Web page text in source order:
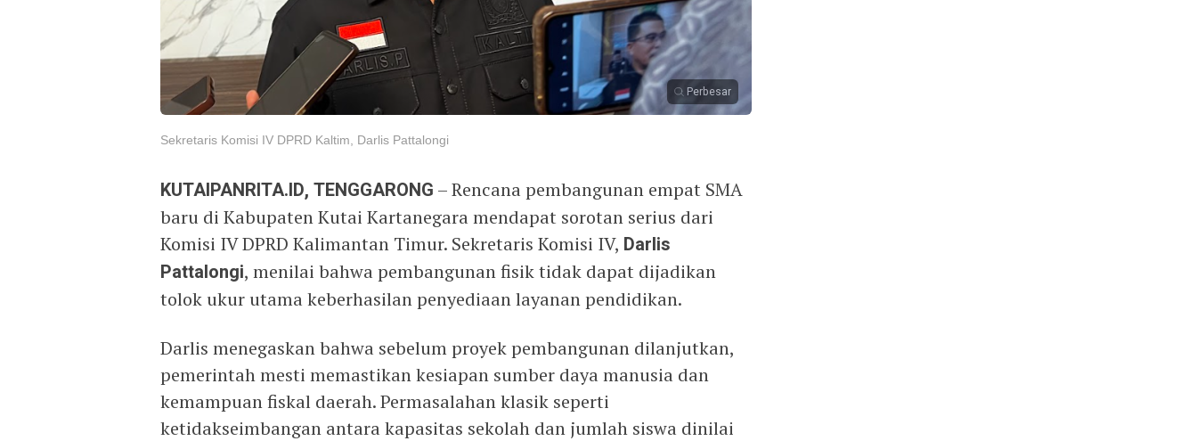
Perbesar
Sekretaris Komisi IV DPRD Kaltim, Darlis Pattalongi
KUTAIPANRITA.ID, TENGGARONG – Rencana pembangunan empat SMA
baru di Kabupaten Kutai Kartanegara mendapat sorotan serius dari
Komisi IV DPRD Kalimantan Timur. Sekretaris Komisi IV, Darlis
Pattalongi, menilai bahwa pembangunan fisik tidak dapat dijadikan
tolok ukur utama keberhasilan penyediaan layanan pendidikan.
Darlis menegaskan bahwa sebelum proyek pembangunan dilanjutkan,
pemerintah mesti memastikan kesiapan sumber daya manusia dan
kemampuan fiskal daerah. Permasalahan klasik seperti
ketidakseimbangan antara kapasitas sekolah dan jumlah siswa dinilai